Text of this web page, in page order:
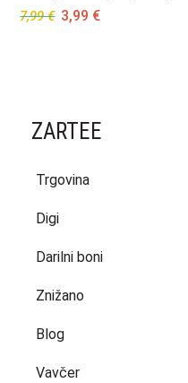
7,99€ Original
3,99 €Current
ZARTEE
Trgovina
Digi
Darilni boni
Znižano
Blog
Vavčer